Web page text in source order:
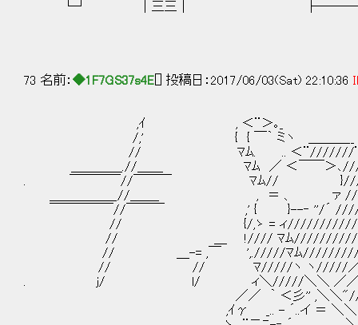
└┘ │三三│
73 名前： ◆1F7GS37s4E [] 投稿日：2017/06/03(Sat) 22:10:36
,ｲ , ＜¨＞｡_
/,' { { ￣｀ ミヽ ＿＿＿__
// ﾏﾑ. .. ＜¨///////¨＞.. _｡
＿＿＿＿.//＿＿ ﾏﾑ ／ ＜￣￣＞､
. ￣￣￣￣//￣￣￣ ﾏﾑ//
＿＿＿＿＿_//＿＿_ , ＝ 、 ァ
￣￣￣￣￣//￣￣￣ ,' { }--‐ ''/´
// {/,ゝ = ィ///////////////.
// ＿ !//// ﾏﾑ///////////γ⌒
// ＿-= ,￣ ',./////ﾏﾑ//////////
// // ﾏ/////ヽ ヽ/////／
. j/ l/ ィ＼/////＼＼ ／
／／ ｀ ＜彡'' ,＼
,ｲγ _.. - ´..イ ＝